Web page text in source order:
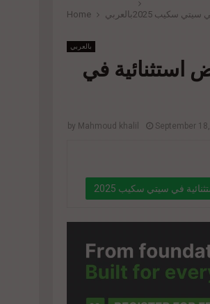
Home بالعربي سيتي سكيب 2025
بالعربي
استثنائية في
by Mahmoud khalil September
في سيتي سكيب 2025
" data-link="https://